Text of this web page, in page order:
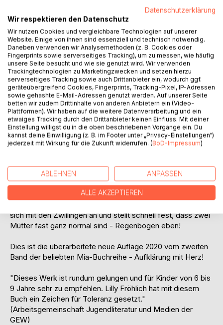
BESCHREIBUNG
Aufklärung in Bärenklau! Mia Maibaums Klasse bekommt
Zuwachs - ein Zwillingspärchen aus der Hauptstadt. Nils
und Amelie haben zwei Mütter, leben also in einer
Regenbogenfamilie, und davon haben die Bewohner in
Thema "Homosexualität" und die unterschiedlichen
Familienformen im Unterricht zu besprechen. Ganz zum
Ärger von Thomas' Vater, der einen Riesenwirbel
sich mit den Zwillingen an und stellt schnell fest, dass zwei
Mütter fast ganz normal sind - Regenbogen eben!
Dies ist die überarbeitete neue Auflage 2020 vom zweiten
Band der beliebten Mia-Buchreihe - Aufklärung mit Herz!
"Dieses Werk ist rundum gelungen und für Kinder von 6 bis
9 Jahre sehr zu empfehlen. Lilly Fröhlich hat mit diesem
Buch ein Zeichen für Toleranz gesetzt."
(Arbeitsgemeinschaft Jugendliteratur und Medien der
GEW)
Datenschutzerklärung
Wir respektieren den Datenschutz
Wir nutzen Cookies und vergleichbare Technologien auf unserer
Website. Einige von ihnen sind essenziell und technisch notwendig.
Daneben verwenden wir Analysemethoden (z. B. Cookies oder
Fingerprints sowie serverseitiges Tracking), um zu messen, wie häufig
unsere Seite besucht und wie sie genutzt wird. Wir verwenden
Trackingtechnologien zu Marketingzwecken und setzen hierzu
serverseitiges Tracking sowie auch Drittanbieter ein, wodurch ggf.
geräteübergreifend Cookies, Fingerprints, Tracking-Pixel, IP-Adressen
sowie gehashte E-Mail-Adressen genutzt werden. Auf unserer Seite
betten wir zudem Drittinhalte von anderen Anbietern ein (Video-
Plattformen). Wir haben auf die weitere Datenverarbeitung und ein
etwaiges Tracking durch den Drittanbieter keinen Einfluss. Mit deiner
Einstellung willigst du in die oben beschriebenen Vorgänge ein. Du
kannst deine Einwilligung (z. B. im Footer unter „Privacy-Einstellungen“)
jederzeit mit Wirkung für die Zukunft widerrufen. (BoD-Impressum)
ABLEHNEN ANPASSEN
ALLE AKZEPTIEREN